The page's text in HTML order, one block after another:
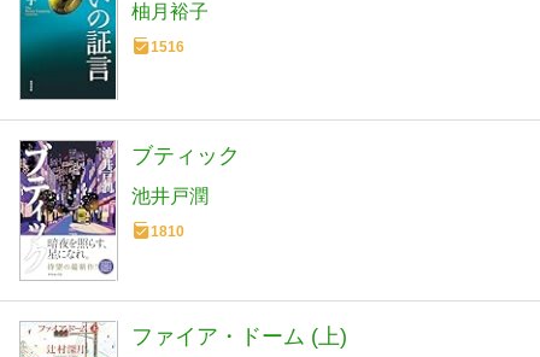
柚月裕子
1516
ブティック
池井戸潤
1810
ファイア・ドーム (上)